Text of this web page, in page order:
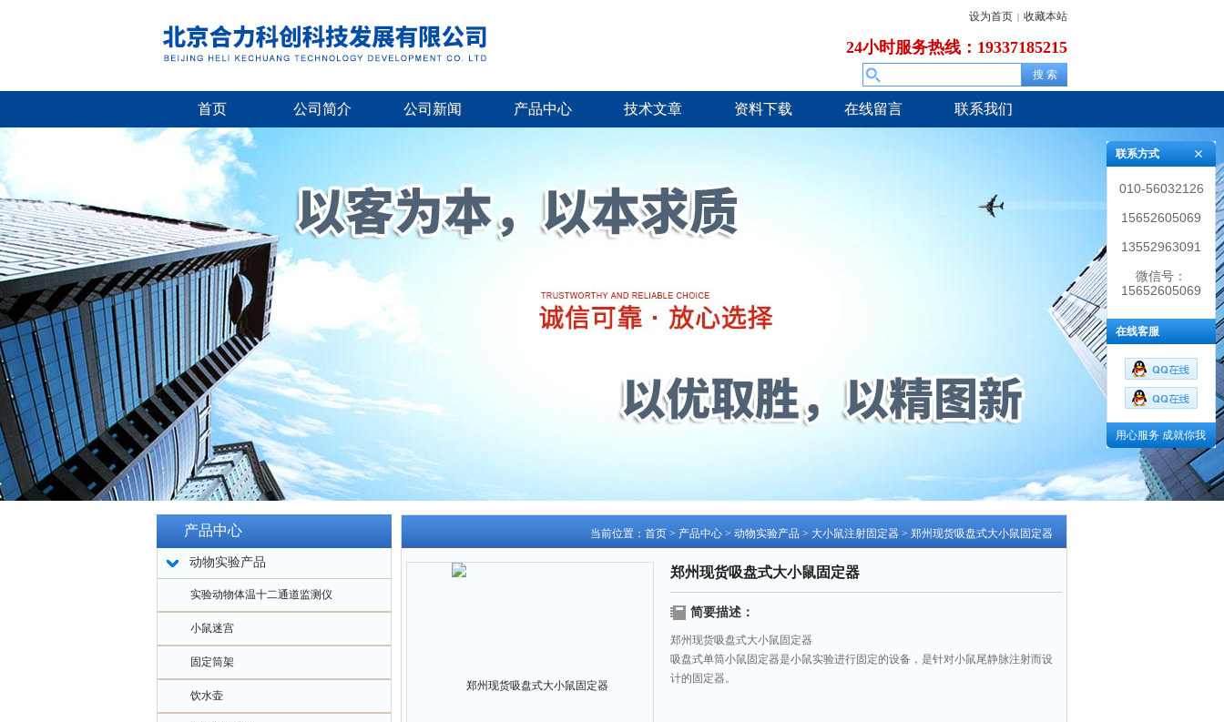
设为首页 | 收藏本站
24小时服务热线：19337185215
首页 公司简介 公司新闻 产品中心 技术文章 资料下载 在线留言 联系我们
产品中心
动物实验产品
实验动物体温十二通道监测仪
小鼠迷宫
固定筒架
饮水壶
当前位置： 首页 > 产品中心 > 动物实验产品 > 大小鼠注射固定器 > 郑州现货吸盘式大小鼠固定器
郑州现货吸盘式大小鼠固定器
简要描述：
郑州现货吸盘式大小鼠固定器
吸盘式单筒小鼠固定器是小鼠实验进行固定的设备，是针对小鼠尾静脉注射而设
计的固定器。
联系方式
010-56032126
15652605069
13552963091
微信号：
15652605069
在线客服
用心服务 成就你我